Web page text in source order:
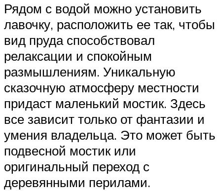
Рядом с водой можно установить
лавочку, расположить ее так, чтобы
вид пруда способствовал
релаксации и спокойным
размышлениям. Уникальную
сказочную атмосферу местности
придаст маленький мостик. Здесь
все зависит только от фантазии и
умения владельца. Это может быть
подвесной мостик или
оригинальный переход с
деревянными перилами.